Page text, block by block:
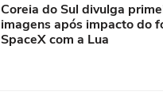
Coreia do Sul divulga
imagens após impacto do
SpaceX com a Lua